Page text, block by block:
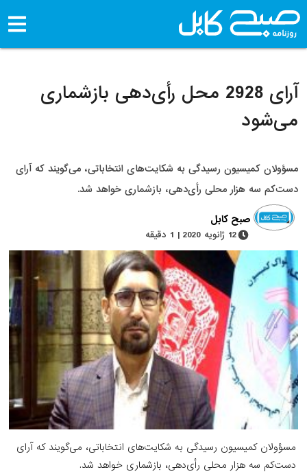
آرای 2928 محل رأی‌دهی بازشماری
می‌شود
مسؤولان کمیسیون رسیدگی به شکایت‌های انتخاباتی، می‌گویند که آرای
دست‌کم سه هزار محلی رأی‌دهی، بازشماری خواهد شد.
صبح کابل
12 ژانویه 2020 | 1 دقیقه
مسؤولان کمیسیون رسیدگی به شکایت‌های انتخاباتی، می‌گویند که آرای
دست‌کم سه هزار محلی رأی‌دهی، بازشماری خواهد شد.